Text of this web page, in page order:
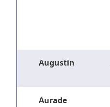
Augustin
Aurade